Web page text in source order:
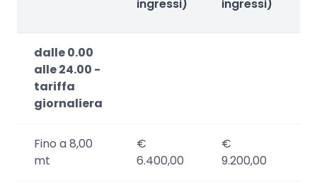
ingressi)
ingressi)
dalle 0.00
alle 24.00 -
tariffa
giornaliera
Fino a 8,00
mt
€
6.400,00
€
9.200,00